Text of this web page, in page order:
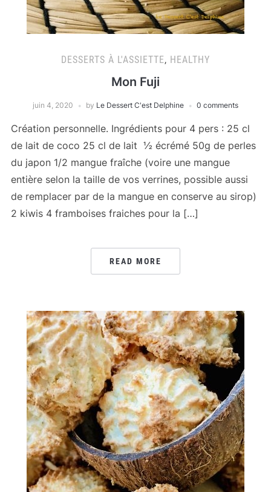
DESSERTS À L'ASSIETTE, HEALTHY
Mon Fuji
juin 4, 2020 by Le Dessert C'est Delphine 0 comments
Création personnelle. Ingrédients pour 4 pers : 25 cl
de lait de coco 25 cl de lait ½ écrémé 50g de perles
du japon 1/2 mangue fraîche (voire une mangue
entière selon la taille de vos verrines, possible aussi
de remplacer par de la mangue en conserve au sirop)
2 kiwis 4 framboises fraiches pour la […]
READ MORE